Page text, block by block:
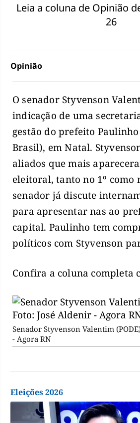
Leia a coluna de Opinião
26
Opinião
O senador Styvenson
indicação de uma
gestão do prefeito
Brasil), em Natal.
aliados que mais
eleitoral, tanto no 1º como
senador já discute
para apresentar nas ao
capital. Paulinho tem
políticos com Styvenson
Confira a coluna completa
Senador Styvenson Valentim
- Agora RN
Eleições 2026